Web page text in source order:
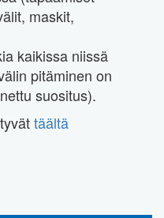
maskit,
kaikissa niissä
pitäminen on
suositus).
täältä